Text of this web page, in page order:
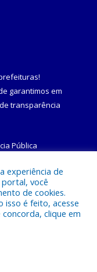
!
garantimos em
transparência
Pública
Municipal de
experiência de
você
de cookies.
isso é feito, acesse
concorda, clique em